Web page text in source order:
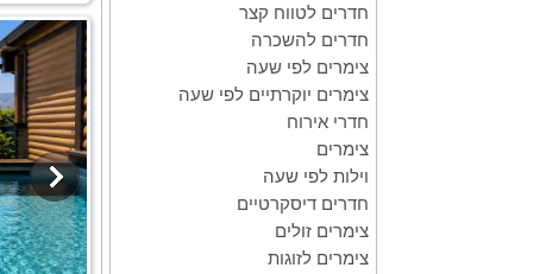
חדרים לטווח קצר
חדרים להשכרה
צימרים לפי שעה
צימרים יוקרתיים לפי שעה
חדרי אירוח
צימרים
וילות לפי שעה
חדרים דיסקרטיים
צימרים זולים
צימרים לזוגות